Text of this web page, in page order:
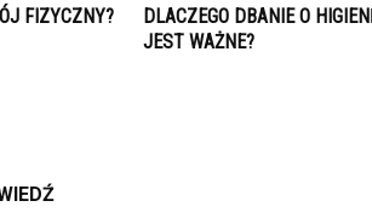
FIZYCZNY?
DLACZEGO DBANIE O
JEST WAŻNE?